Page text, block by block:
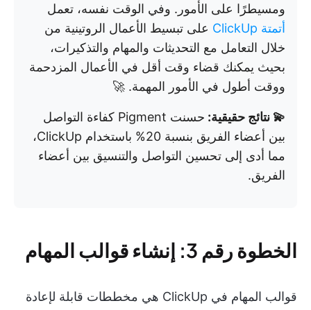
ومسيطرًا على الأمور. وفي الوقت نفسه، تعمل
أتمتة ClickUp
على تبسيط الأعمال الروتينية من
خلال التعامل مع التحديثات والمهام والتذكيرات،
بحيث يمكنك قضاء وقت أقل في الأعمال المزدحمة
ووقت أطول في الأمور المهمة. 🚀
💫 نتائج حقيقية:
حسنت Pigment كفاءة التواصل
بين أعضاء الفريق بنسبة 20% باستخدام ClickUp،
مما أدى إلى تحسين التواصل والتنسيق بين أعضاء
الفريق.
الخطوة رقم 3: إنشاء قوالب المهام
قوالب المهام في ClickUp هي مخططات قابلة لإعادة